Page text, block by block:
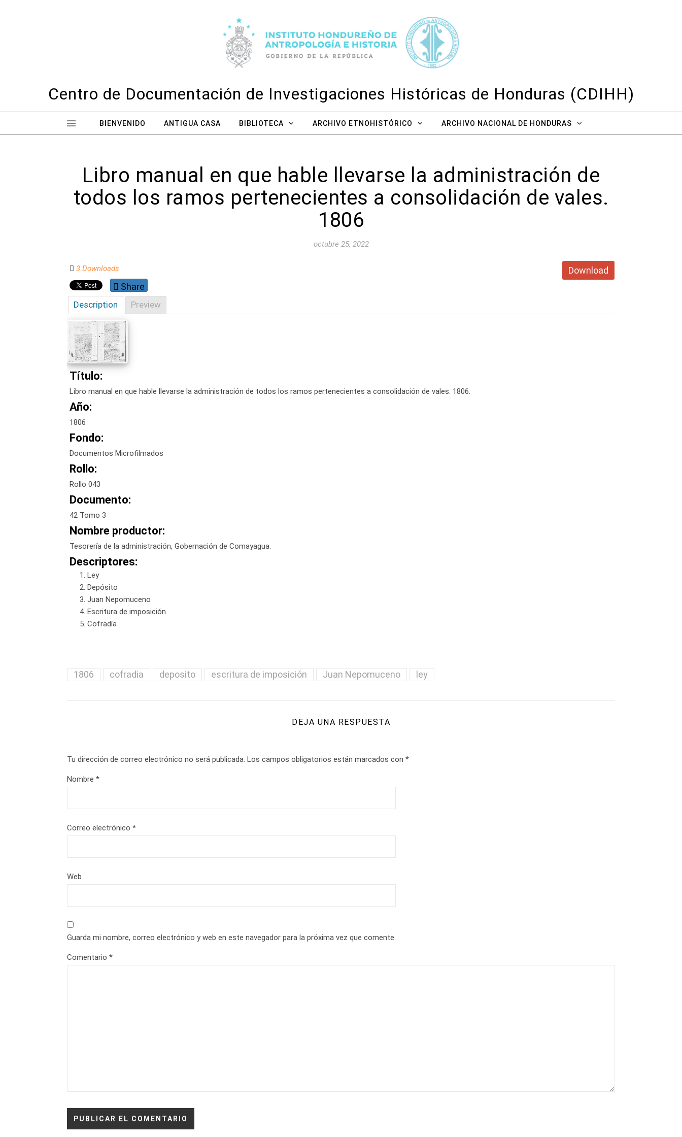
Centro de Documentación de Investigaciones Históricas de Honduras (CDIHH)
BIENVENIDO ANTIGUA CASA BIBLIOTECA ARCHIVO ETNOHISTÓRICO ARCHIVO NACIONAL DE HONDURAS
Libro manual en que hable llevarse la administración de
todos los ramos pertenecientes a consolidación de vales.
1806
octubre 25, 2022
Download
3 Downloads
Share
Description Preview
Título:
Libro manual en que hable llevarse la administración de todos los ramos pertenecientes a consolidación de vales. 1806.
Año:
1806
Fondo:
Documentos Microfilmados
Rollo:
Rollo 043
Documento:
42 Tomo 3
Nombre productor:
Tesorería de la administración, Gobernación de Comayagua.
Descriptores:
Ley
Depósito
Juan Nepomuceno
Escritura de imposición
Cofradía
1806 cofradia deposito escritura de imposición Juan Nepomuceno ley
DEJA UNA RESPUESTA
Tu dirección de correo electrónico no será publicada. Los campos obligatorios están marcados con *
Nombre *
Correo electrónico *
Web
Guarda mi nombre, correo electrónico y web en este navegador para la próxima vez que comente.
Comentario *